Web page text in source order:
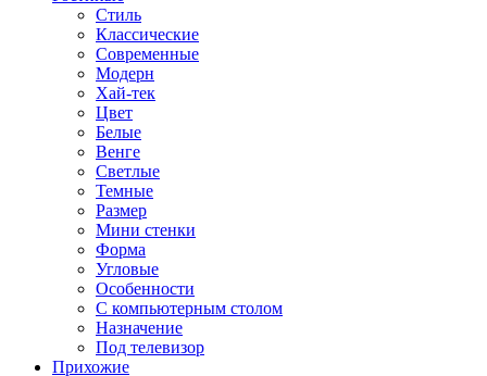
Стиль
Классические
Современные
Модерн
Хай-тек
Цвет
Белые
Венге
Светлые
Темные
Размер
Мини стенки
Форма
Угловые
Особенности
С компьютерным столом
Назначение
Под телевизор
Прихожие